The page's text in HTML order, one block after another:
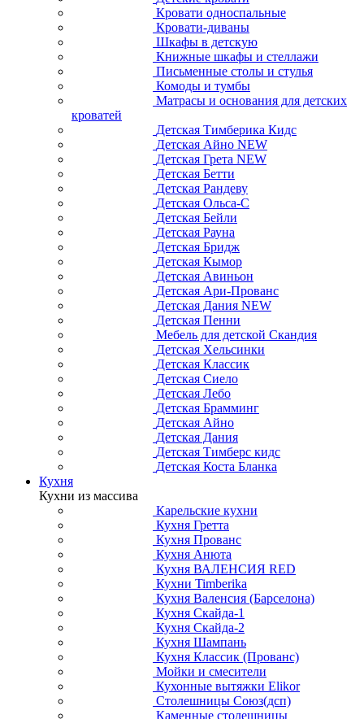
Кровати односпальные
Кровати-диваны
Шкафы в детскую
Книжные шкафы и стеллажи
Письменные столы и стулья
Комоды и тумбы
Матрасы и основания для детских
кроватей
Детская Тимберика Кидс
Детская Айно NEW
Детская Грета NEW
Детская Бетти
Детская Рандеву
Детская Ольса-С
Детская Бейли
Детская Рауна
Детская Бридж
Детская Кымор
Детская Авиньон
Детская Ари-Прованс
Детская Дания NEW
Детская Пенни
Мебель для детской Скандия
Детская Хельсинки
Детская Классик
Детская Сиело
Детская Лебо
Детская Брамминг
Детская Айно
Детская Дания
Детская Тимберс кидс
Детская Коста Бланка
Кухня
Кухни из массива
Карельские кухни
Кухня Гретта
Кухня Прованс
Кухня Анюта
Кухня ВАЛЕНСИЯ RED
Кухни Timberika
Кухня Валенсия (Барселона)
Кухня Скайда-1
Кухня Скайда-2
Кухня Шампань
Кухня Классик (Прованс)
Мойки и смесители
Кухонные вытяжки Elikor
Столешницы Союз(дсп)
Каменные столешницы